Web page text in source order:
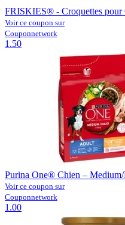
FRISKIES® - Croquettes pour
Voir ce coupon sur
Couponnetwork
1.50
Purina One® Chien –
Voir ce coupon sur
Couponnetwork
1.00